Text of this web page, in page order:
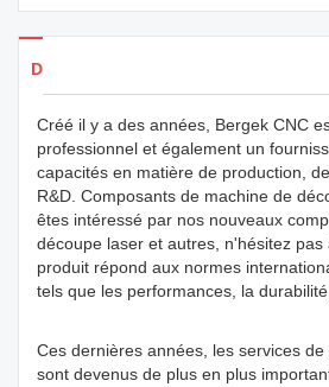
Détails des produits
Créé il y a des années, Bergek CNC
professionnel et également un
capacités en matière de production,
R&D. Composants de machine de
êtes intéressé par nos nouveaux
découpe laser et autres, n'hésitez pas
produit répond aux normes
tels que les performances, la
Ces dernières années, les services
sont devenus de plus en plus